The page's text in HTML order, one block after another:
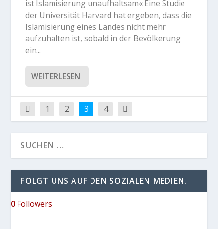
ist Islamisierung unaufhaltsam« Eine Studie
der Universität Harvard hat ergeben, dass die
Islamisierung eines Landes nicht mehr
aufzuhalten ist, sobald in der Bevölkerung
ein...
WEITERLESEN
1 2 3 4
FOLGT UNS AUF DEN SOZIALEN MEDIEN.
0 Followers